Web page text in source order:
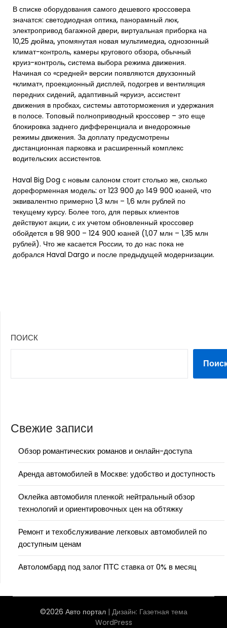
В списке оборудования самого дешевого кроссовера
значатся: светодиодная оптика, панорамный люк,
электропривод багажной двери, виртуальная приборка на
10,25 дюйма, упомянутая новая мультимедиа, однозонный
климат-контроль, камеры кругового обзора, обычный
круиз-контроль, система выбора режима движения.
Начиная со «средней» версии появляются двухзонный
«климат», проекционный дисплей, подогрев и вентиляция
передних сидений, адаптивный «круиз», ассистент
движения в пробках, системы автоторможения и удержания
в полосе. Топовый полноприводный кроссовер – это еще
блокировка заднего дифференциала и внедорожные
режимы движения. За доплату предусмотрены
дистанционная парковка и расширенный комплекс
водительских ассистентов.
Haval Big Dog с новым салоном стоит столько же, сколько
дореформенная модель: от 123 900 до 149 900 юаней, что
эквивалентно примерно 1,3 млн – 1,6 млн рублей по
текущему курсу. Более того, для первых клиентов
действуют акции, с их учетом обновленный кроссовер
обойдется в 98 900 – 124 900 юаней (1,07 млн – 1,35 млн
рублей). Что же касается России, то до нас пока не
добрался Haval Dargo и после предыдущей модернизации.
ПОИСК
Свежие записи
Обзор романтических романов и онлайн-доступа
Аренда автомобилей в Москве: удобство и доступность
Оклейка автомобиля пленкой: нейтральный обзор
технологий и ориентировочных цен на обтяжку
Ремонт и техобслуживание легковых автомобилей по
доступным ценам
Автоломбард под залог ПТС ставка от 0% в месяц
©2026 Авто портал | Дизайн: Газетная тема
WordPress